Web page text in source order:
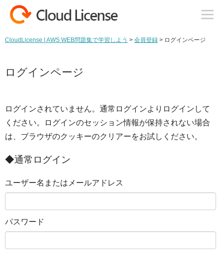
コンテンツへスキップ
CloudLicense | AWS WEB問題集で学習しよう > 会員登録 > ログインページ
ログインページ
ログインされていません。通常ログインよりログインして
ください。ログインのセッション情報が保持されない場合
は、ブラウザのクッキーのクリアーをお試しください。
◆通常ログイン
ユーザー名またはメールアドレス
パスワード